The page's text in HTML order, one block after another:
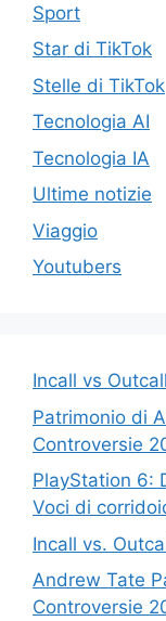
Sport
Star di TikTok
Stelle di TikTok
Tecnologia AI
Tecnologia IA
Ultime notizie
Viaggio
Youtubers
Incall vs
Patrimonio di
Controversie
PlayStation 6:
Voci di
Incall vs.
Andrew Tate
Controversie